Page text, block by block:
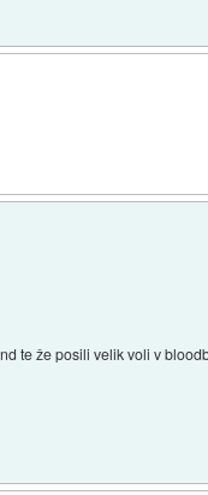
te že posili velik voli v